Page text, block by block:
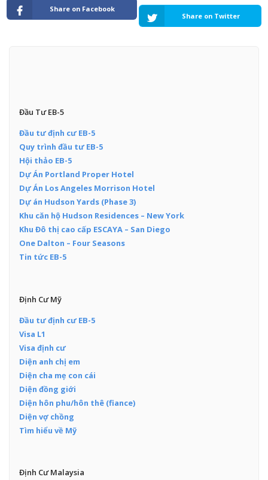
Share on Facebook
Share on Twitter
Đầu Tư EB-5
Đầu tư định cư EB-5
Quy trình đầu tư EB-5
Hội thảo EB-5
Dự Án Portland Proper Hotel
Dự Án Los Angeles Morrison Hotel
Dự án Hudson Yards (Phase 3)
Khu căn hộ Hudson Residences – New York
Khu Đô thị cao cấp ESCAYA – San Diego
One Dalton – Four Seasons
Tin tức EB-5
Định Cư Mỹ
Đầu tư định cư EB-5
Visa L1
Visa định cư
Diện anh chị em
Diện cha mẹ con cái
Diện đồng giới
Diện hôn phu/hôn thê (fiance)
Diện vợ chồng
Tìm hiểu về Mỹ
Định Cư Malaysia